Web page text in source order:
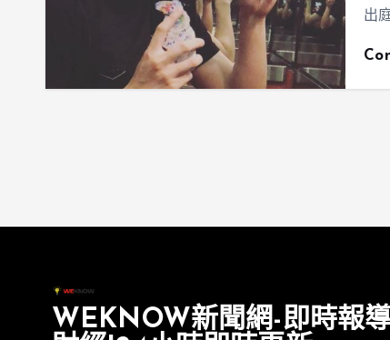
出
WEKNOW新聞網-即時報